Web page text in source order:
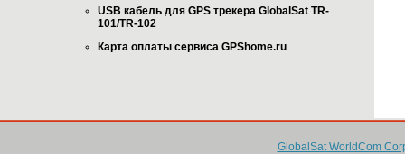
USB кабель для GPS трекера GlobalSat TR-
101/TR-102
Карта оплаты сервиса GPShome.ru
GlobalSat WorldCom